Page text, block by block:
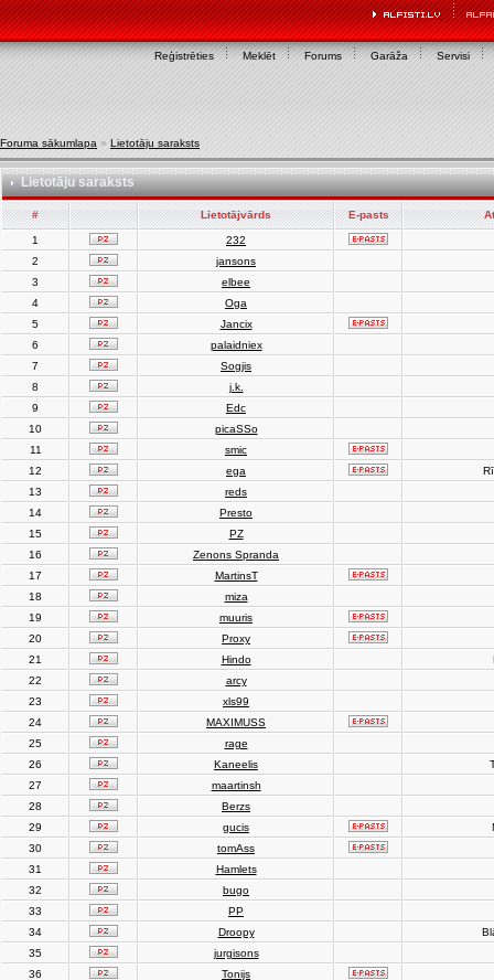
Reģistrēties Meklēt Forums Garāža Servisi
Foruma sākumlapa » Lietotāju saraksts
Lietotāju saraksts
# Lietotājvārds E-pasts
1
232
2
jansons
3
elbee
4
Oga
5
Jancix
6
palaidniex
7
Sogjis
8
j.k.
9
Edc
10
picaSSo
11
smic
12
ega
13
reds
14
Presto
15
PZ
16
Zenons Spranda
17
MartinsT
18
miza
19
muuris
20
Proxy
21
Hindo
22
arcy
23
xls99
24
MAXIMUSS
25
rage
26
Kaneelis
27
maartinsh
28
Berzs
29
gucis
30
tomAss
31
Hamlets
32
bugo
33
PP
34
Droopy
35
jurgisons
36
Tonijs